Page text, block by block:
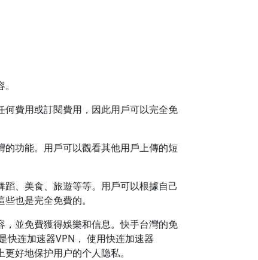
費用或訂閱費用，因此用戶可以完全免
功能。用戶可以觀看其他用戶上傳的短
、美食、旅遊等等。用戶可以根據自己
也是完全免費的。
並免費獲得娛樂和信息。快手台灣的免
快连加速器VPN， 使用快连加速器
好地保护用户的个人隐私。